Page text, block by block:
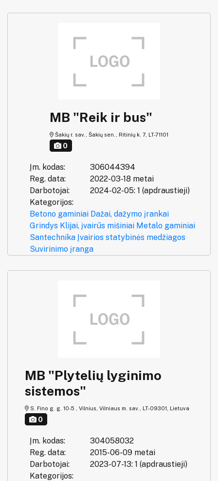
MB "Reik ir bus"
Šakių r. sav., Šakių sen., Ritinių k. 7, LT-71101
0
Įm. kodas:
306044394
Reg. data:
2022-03-18 metai
Darbotojai:
2024-02-05: 1 (apdraustieji)
Kategorijos:
Betono gaminiai Dažai, dažymo įrankai
Grindys Klijai, įvairūs mišiniai Metalo gaminiai
Santechnika Įvairios statybinės medžiagos
Suvirinimo įranga
MB "Plytelių lyginimo
sistemos"
S. Fino g. g. 10-5 , Vilnius, Vilniaus m. sav., LT-09301, Lietuva
0
Įm. kodas:
304058032
Reg. data:
2015-06-09 metai
Darbotojai:
2023-07-13: 1 (apdraustieji)
Kategorijos: